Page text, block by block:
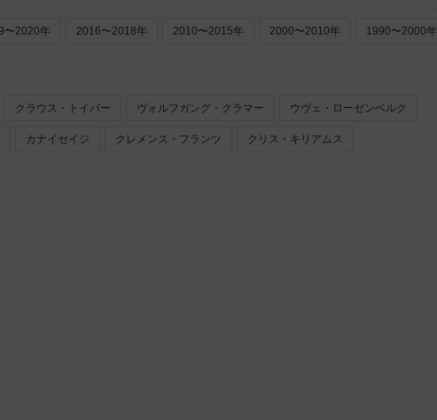
〜2020年 2016〜2018年 2010〜2015年 2000〜2010年 1990〜2000年
クラウス・トイバー ヴォルフガング・クラマー ウヴェ・ローゼンベルク
カナイセイジ クレメンス・フランツ クリス・キリアムス